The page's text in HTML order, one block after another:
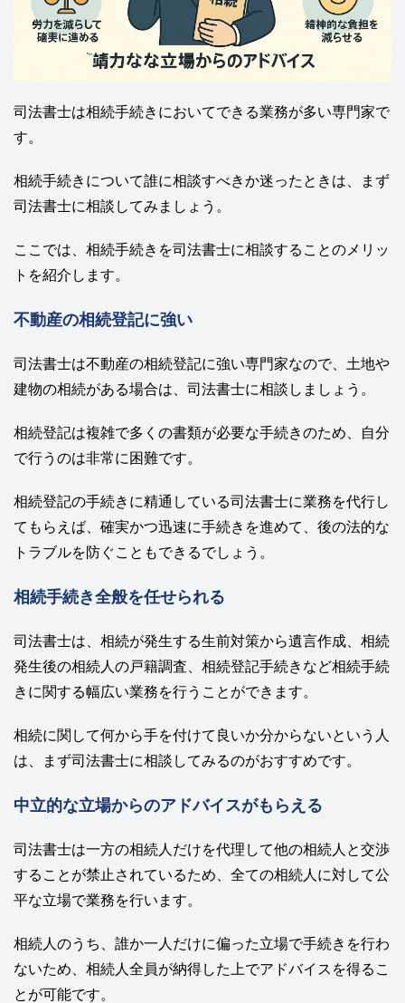
司法書士は相続手続きにおいてできる業務が多い専門家で
す。
相続手続きについて誰に相談すべきか迷ったときは、まず
司法書士に相談してみましょう。
ここでは、相続手続きを司法書士に相談することのメリッ
トを紹介します。
不動産の相続登記に強い
司法書士は不動産の相続登記に強い専門家なので、土地や
建物の相続がある場合は、司法書士に相談しましょう。
相続登記は複雑で多くの書類が必要な手続きのため、自分
で行うのは非常に困難です。
相続登記の手続きに精通している司法書士に業務を代行し
てもらえば、確実かつ迅速に手続きを進めて、後の法的な
トラブルを防ぐこともできるでしょう。
相続手続き全般を任せられる
司法書士は、相続が発生する生前対策から遺言作成、相続
発生後の相続人の戸籍調査、相続登記手続きなど相続手続
きに関する幅広い業務を行うことができます。
相続に関して何から手を付けて良いか分からないという人
は、まず司法書士に相談してみるのがおすすめです。
中立的な立場からのアドバイスがもらえる
司法書士は一方の相続人だけを代理して他の相続人と交渉
することが禁止されているため、全ての相続人に対して公
平な立場で業務を行います。
相続人のうち、誰か一人だけに偏った立場で手続きを行わ
ないため、相続人全員が納得した上でアドバイスを得るこ
とが可能です。